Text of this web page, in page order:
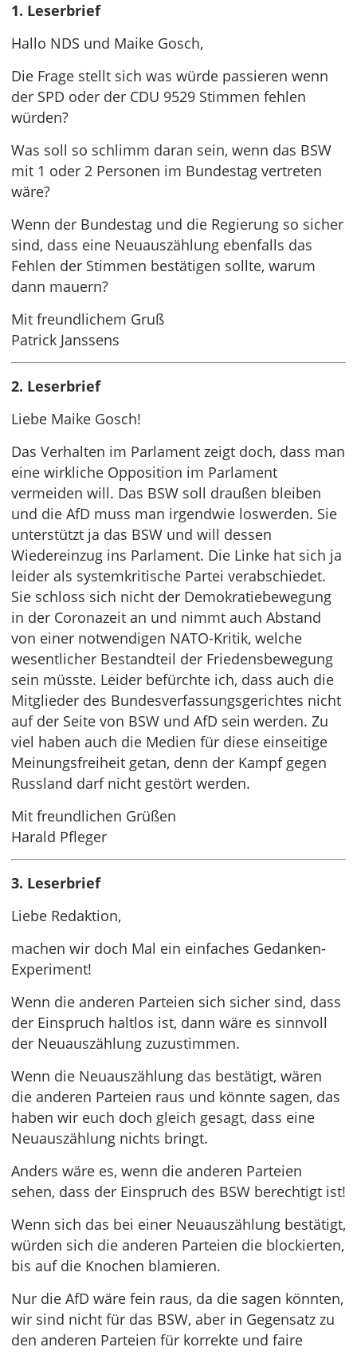
1. Leserbrief
Hallo NDS und Maike Gosch,
Die Frage stellt sich was würde passieren wenn
der SPD oder der CDU 9529 Stimmen fehlen
würden?
Was soll so schlimm daran sein, wenn das BSW
mit 1 oder 2 Personen im Bundestag vertreten
wäre?
Wenn der Bundestag und die Regierung so sicher
sind, dass eine Neuauszählung ebenfalls das
Fehlen der Stimmen bestätigen sollte, warum
dann mauern?
Mit freundlichem Gruß
Patrick Janssens
2. Leserbrief
Liebe Maike Gosch!
Das Verhalten im Parlament zeigt doch, dass man
eine wirkliche Opposition im Parlament
vermeiden will. Das BSW soll draußen bleiben
und die AfD muss man irgendwie loswerden. Sie
unterstützt ja das BSW und will dessen
Wiedereinzug ins Parlament. Die Linke hat sich ja
leider als systemkritische Partei verabschiedet.
Sie schloss sich nicht der Demokratiebewegung
in der Coronazeit an und nimmt auch Abstand
von einer notwendigen NATO-Kritik, welche
wesentlicher Bestandteil der Friedensbewegung
sein müsste. Leider befürchte ich, dass auch die
Mitglieder des Bundesverfassungsgerichtes nicht
auf der Seite von BSW und AfD sein werden. Zu
viel haben auch die Medien für diese einseitige
Meinungsfreiheit getan, denn der Kampf gegen
Russland darf nicht gestört werden.
Mit freundlichen Grüßen
Harald Pfleger
3. Leserbrief
Liebe Redaktion,
machen wir doch Mal ein einfaches Gedanken-
Experiment!
Wenn die anderen Parteien sich sicher sind, dass
der Einspruch haltlos ist, dann wäre es sinnvoll
der Neuauszählung zuzustimmen.
Wenn die Neuauszählung das bestätigt, wären
die anderen Parteien raus und könnte sagen, das
haben wir euch doch gleich gesagt, dass eine
Neuauszählung nichts bringt.
Anders wäre es, wenn die anderen Parteien
sehen, dass der Einspruch des BSW berechtigt ist!
Wenn sich das bei einer Neuauszählung bestätigt,
würden sich die anderen Parteien die blockierten,
bis auf die Knochen blamieren.
Nur die AfD wäre fein raus, da die sagen könnten,
wir sind nicht für das BSW, aber in Gegensatz zu
den anderen Parteien für korrekte und faire